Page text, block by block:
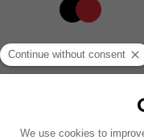
比较